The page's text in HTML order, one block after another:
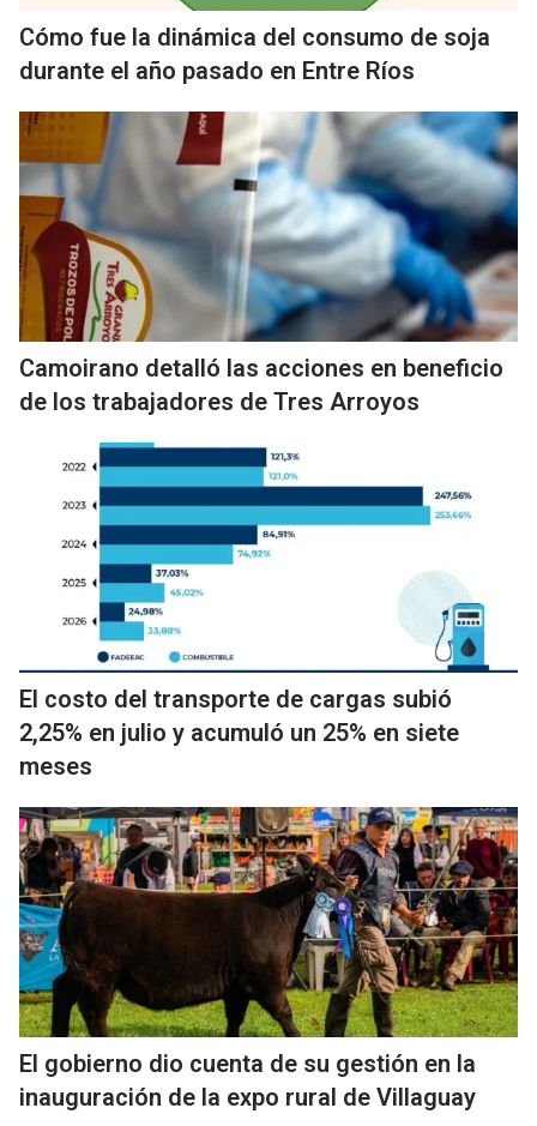
Cómo fue la dinámica del consumo de soja
durante el año pasado en Entre Ríos
Camoirano detalló las acciones en beneficio
de los trabajadores de Tres Arroyos
El costo del transporte de cargas subió
2,25% en julio y acumuló un 25% en siete
meses
El gobierno dio cuenta de su gestión en la
inauguración de la expo rural de Villaguay